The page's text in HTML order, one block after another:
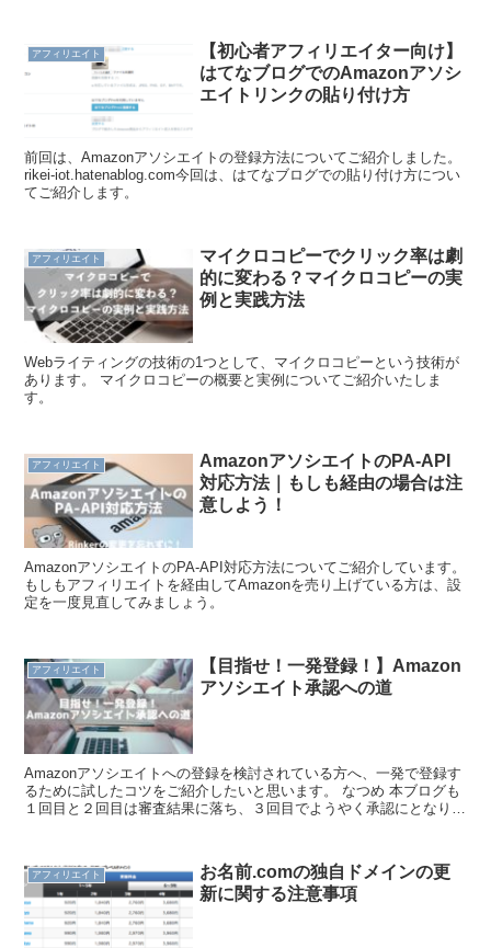
アフィリエイト
【初心者アフィリエイター向け】
はてなブログでのAmazonアソシ
エイトリンクの貼り付け方
前回は、Amazonアソシエイトの登録方法についてご紹介しました。
rikei-iot.hatenablog.com今回は、はてなブログでの貼り付け方につい
てご紹介します。
アフィリエイト
マイクロコピーでクリック率は劇
的に変わる？マイクロコピーの実
例と実践方法
Webライティングの技術の1つとして、マイクロコピーという技術が
あります。 マイクロコピーの概要と実例についてご紹介いたしま
す。
アフィリエイト
AmazonアソシエイトのPA-API
対応方法｜もしも経由の場合は注
意しよう！
AmazonアソシエイトのPA-API対応方法についてご紹介しています。
もしもアフィリエイトを経由してAmazonを売り上げている方は、設
定を一度見直してみましょう。
アフィリエイト
【目指せ！一発登録！】Amazon
アソシエイト承認への道
Amazonアソシエイトへの登録を検討されている方へ、一発で登録す
るために試したコツをご紹介したいと思います。 なつめ 本ブログも
１回目と２回目は審査結果に落ち、３回目でようやく承認にとなりま
アフィリエイト
お名前.comの独自ドメインの更
新に関する注意事項